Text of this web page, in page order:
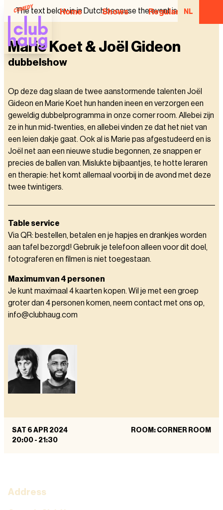
Home Shows Regular NL
The text below is in Dutch because the event is in Dutch.
Marie Koet & Joël Gideon
dubbelshow
Op deze dag slaan de twee aanstormende talenten Joël
Gideon en Marie Koet hun handen ineen en verzorgen een
geweldig dubbelprogramma in onze corner room. Allebei zijn
ze in hun mid-twenties, en allebei vinden ze dat het niet van
een leien dakje gaat. Ook al is Marie pas afgestudeerd en is
Joël net aan een nieuwe studie begonnen, ze snappen er
precies de ballen van. Mislukte bijbaantjes, te hotte leraren
en therapie: het komt allemaal voorbij in de avond met deze
twee twintigers.
Table service
Via QR: bestellen, betalen en je hapjes en drankjes worden
aan tafel bezorgd! Gebruik je telefoon alleen voor dit doel,
fotograferen en filmen is niet toegestaan.
Maximum van 4 personen
Je kunt maximaal 4 kaarten kopen. Wil je met een groep
groter dan 4 personen komen, neem contact met ons op,
info@clubhaug.com
SAT 6 APR 2024
20:00 - 21:30
ROOM: CORNER ROOM
Address